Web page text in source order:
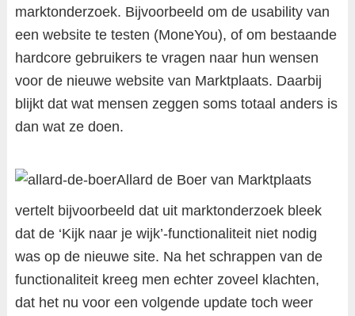
marktonderzoek. Bijvoorbeeld om de usability van
een website te testen (MoneYou), of om bestaande
hardcore gebruikers te vragen naar hun wensen
voor de nieuwe website van Marktplaats. Daarbij
blijkt dat wat mensen zeggen soms totaal anders is
dan wat ze doen.
Allard de Boer van Marktplaats
vertelt bijvoorbeeld dat uit marktonderzoek bleek
dat de ‘Kijk naar je wijk’-functionaliteit niet nodig
was op de nieuwe site. Na het schrappen van de
functionaliteit kreeg men echter zoveel klachten,
dat het nu voor een volgende update toch weer